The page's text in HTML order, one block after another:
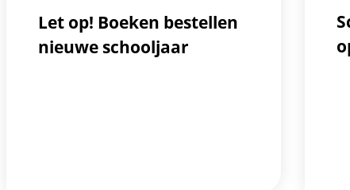
Let op! Boeken bestellen
nieuwe schooljaar